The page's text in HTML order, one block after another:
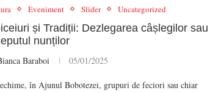
Eveniment Slider Uncategorized
și Tradiții: Dezlegarea câșlegilor sau
nunților
Baraboi 05/01/2025
în Ajunul Bobotezei, grupuri de feciori sau chiar